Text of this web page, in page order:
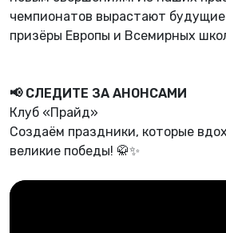
чемпионатов вырастают
призёры Европы и Всемирных
📢 СЛЕДИТЕ ЗА АНОНСАМИ
Клуб «Прайд»
Создаём праздники, которые
великие победы! 🥋✨